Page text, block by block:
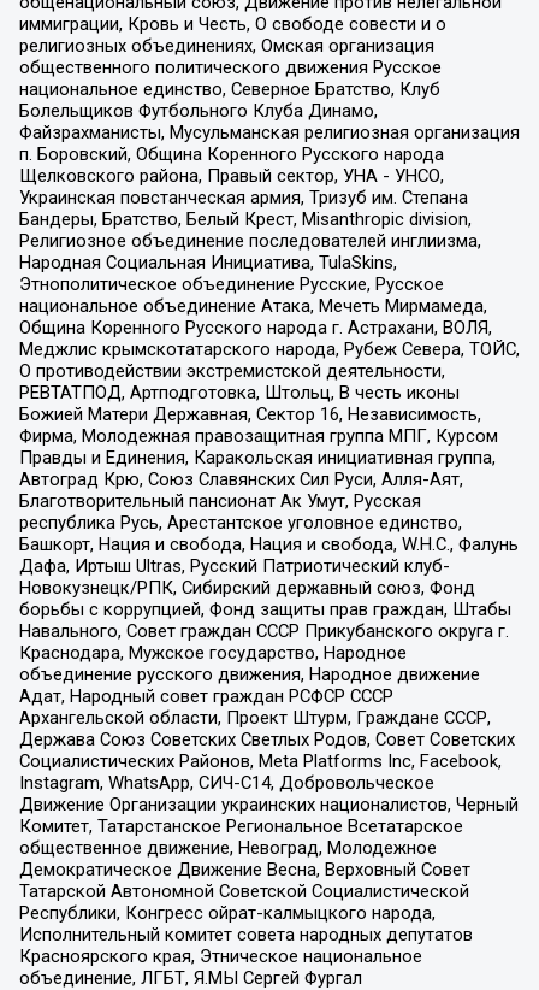
иммиграции, Кровь и Честь, О свободе совести и о
религиозных объединениях, Омская организация
общественного политического движения Русское
национальное единство, Северное Братство, Клуб
Болельщиков Футбольного Клуба Динамо,
Файзрахманисты, Мусульманская религиозная организация
п. Боровский, Община Коренного Русского народа
Щелковского района, Правый сектор, УНА - УНСО,
Украинская повстанческая армия, Тризуб им. Степана
Бандеры, Братство, Белый Крест, Misanthropic division,
Религиозное объединение последователей инглиизма,
Народная Социальная Инициатива, TulaSkins,
Этнополитическое объединение Русские, Русское
национальное объединение Атака, Мечеть Мирмамеда,
Община Коренного Русского народа г. Астрахани, ВОЛЯ,
Меджлис крымскотатарского народа, Рубеж Севера, ТОЙС,
О противодействии экстремистской деятельности,
РЕВТАТПОД, Артподготовка, Штольц, В честь иконы
Божией Матери Державная, Сектор 16, Независимость,
Фирма, Молодежная правозащитная группа МПГ, Курсом
Правды и Единения, Каракольская инициативная группа,
Автоград Крю, Союз Славянских Сил Руси, Алля-Аят,
Благотворительный пансионат Ак Умут, Русская
республика Русь, Арестантское уголовное единство,
Башкорт, Нация и свобода, Нация и свобода, W.H.С., Фалунь
Дафа, Иртыш Ultras, Русский Патриотический клуб-
Новокузнецк/РПК, Сибирский державный союз, Фонд
борьбы с коррупцией, Фонд защиты прав граждан, Штабы
Навального, Совет граждан СССР Прикубанского округа г.
Краснодара, Мужское государство, Народное
объединение русского движения, Народное движение
Адат, Народный совет граждан РСФСР СССР
Архангельской области, Проект Штурм, Граждане СССР,
Держава Союз Советских Светлых Родов, Совет Советских
Социалистических Районов, Meta Platforms Inc, Facebook,
Instagram, WhatsApp, СИЧ-С14, Добровольческое
Движение Организации украинских националистов, Черный
Комитет, Татарстанское Региональное Всетатарское
общественное движение, Невоград, Молодежное
Демократическое Движение Весна, Верховный Совет
Татарской Автономной Советской Социалистической
Республики, Конгресс ойрат-калмыцкого народа,
Исполнительный комитет совета народных депутатов
Красноярского края, Этническое национальное
объединение, ЛГБТ, Я.МЫ Сергей Фургал